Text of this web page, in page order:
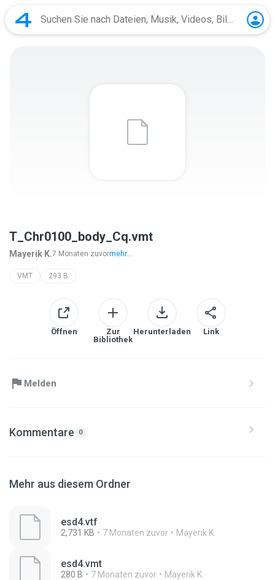
T_Chr0100_body_Cq.vmt
Mayerik K.7 Monaten zuvormehr...
VMT 293 B
Öffnen
Zur
Bibliothek
Herunterladen Link
Melden
Kommentare 0
Mehr aus diesem Ordner
esd4.vtf
2,731 KB 7 Monaten zuvor Mayerik K.
esd4.vmt
280 B 7 Monaten zuvor Mayerik K.